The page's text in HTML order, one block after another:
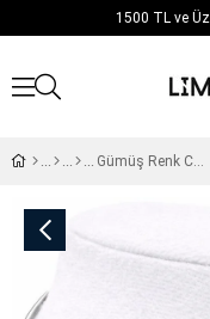
1500 TL ve
Gümüş Renk Choker Kolye / Model 121